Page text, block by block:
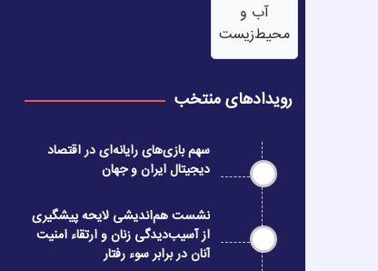
آب‌ و
محیط‌زیست
رویدادهای منتخب
سهم بازی‌های رایانه‌ای در اقتصاد
دیجیتال ایران و جهان
نشست هم‌اندیشی لایحه پیشگیری
از آسیب‌دیدگی زنان و ارتقاء امنیت
آنان در برابر سوء رفتار